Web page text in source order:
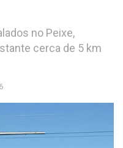
no Peixe,
cerca de 5 km